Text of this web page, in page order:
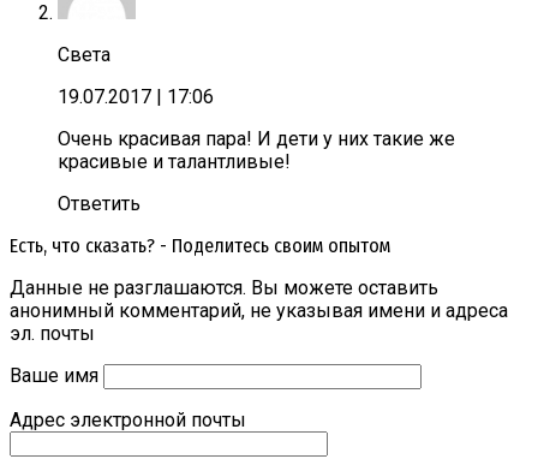
Света
19.07.2017 | 17:06
Очень красивая пара! И дети у них такие же
красивые и талантливые!
Ответить
Есть, что сказать? - Поделитесь своим опытом
Данные не разглашаются. Вы можете оставить
анонимный комментарий, не указывая имени и адреса
эл. почты
Ваше имя
Адрес электронной почты